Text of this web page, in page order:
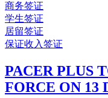
商务签证
学生签证
居留签证
保证收入签证
PACER PLUS
FORCE ON 13